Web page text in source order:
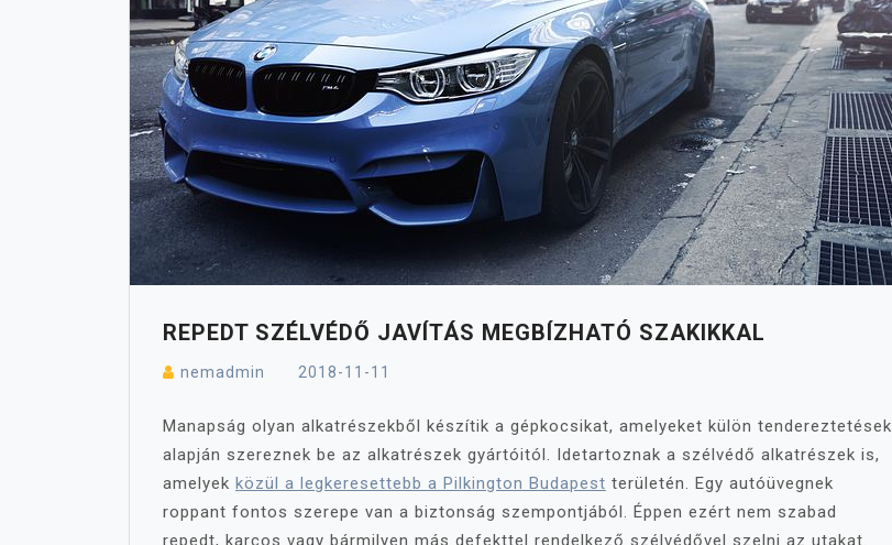
REPEDT SZÉLVÉDŐ JAVÍTÁS MEGBÍZHATÓ SZAKIKKAL
nemadmin 2018-11-11
Manapság olyan alkatrészekből készítik a gépkocsikat, amelyeket külön tendereztetések
alapján szereznek be az alkatrészek gyártóitól. Idetartoznak a szélvédő alkatrészek is,
amelyek közül a legkeresettebb a Pilkington Budapest területén. Egy autóüvegnek
roppant fontos szerepe van a biztonság szempontjából. Éppen ezért nem szabad
repedt, karcos vagy bármilyen más defekttel rendelkező szélvédővel szelni az utakat.